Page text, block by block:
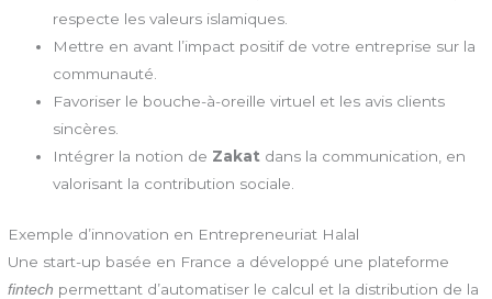
respecte les valeurs islamiques.
Mettre en avant l’impact positif de votre entreprise sur la
communauté.
Favoriser le bouche-à-oreille virtuel et les avis clients
sincères.
Intégrer la notion de Zakat dans la communication, en
valorisant la contribution sociale.
Exemple d’innovation en Entrepreneuriat Halal
Une start-up basée en France a développé une plateforme
fintech permettant d’automatiser le calcul et la distribution de la